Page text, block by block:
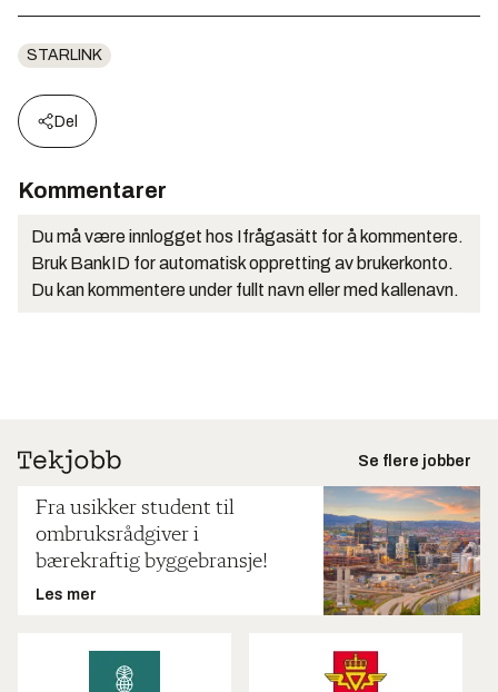
STARLINK
Del
Kommentarer
Du må være innlogget hos Ifrågasätt for å kommentere.
Bruk BankID for automatisk oppretting av brukerkonto.
Du kan kommentere under fullt navn eller med kallenavn.
Se flere jobber
Fra usikker student til
ombruksrådgiver i
bærekraftig byggebransje!
Les mer